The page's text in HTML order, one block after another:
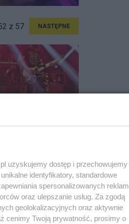
z 57 NASTĘPNE
uzyskujemy dostęp i przechowujemy
identyfikatory, standardowe
spersonalizowanych reklam,
oraz ulepszanie usług. Za zgodą
geolokalizacyjnych oraz aktywnie
cenimy Twoją prywatność, prosimy o